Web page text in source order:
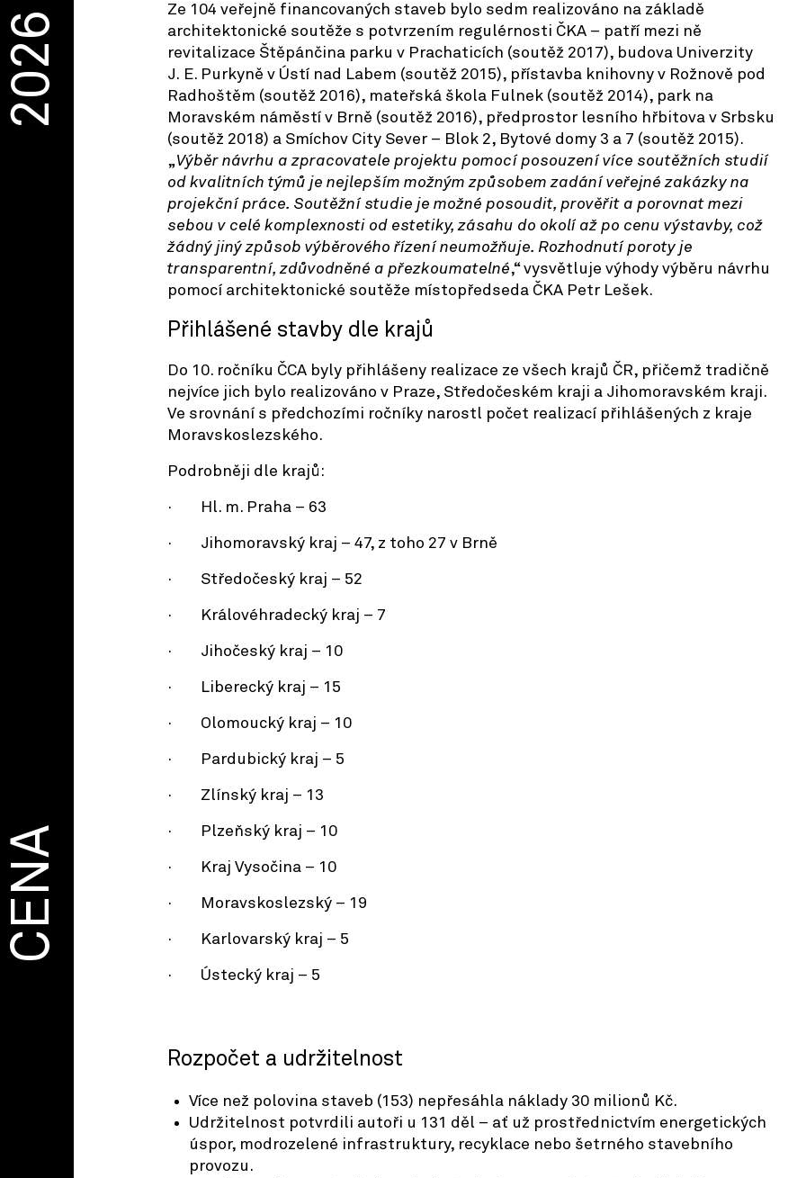
Ze 104 veřejně financovaných staveb bylo sedm realizováno na základě
architektonické soutěže s potvrzením regulérnosti ČKA – patří mezi ně
revitalizace Štěpánčina parku v Prachaticích (soutěž 2017), budova Univerzity
J. E. Purkyně v Ústí nad Labem (soutěž 2015), přístavba knihovny v Rožnově pod
Radhoštěm (soutěž 2016), mateřská škola Fulnek (soutěž 2014), park na
Moravském náměstí v Brně (soutěž 2016), předprostor lesního hřbitova v Srbsku
(soutěž 2018) a Smíchov City Sever – Blok 2, Bytové domy 3 a 7 (soutěž 2015).
„Výběr návrhu a zpracovatele projektu pomocí posouzení více soutěžních studií
od kvalitních týmů je nejlepším možným způsobem zadání veřejné zakázky na
projekční práce. Soutěžní studie je možné posoudit, prověřit a porovnat mezi
sebou v celé komplexnosti od estetiky, zásahu do okolí až po cenu výstavby, což
žádný jiný způsob výběrového řízení neumožňuje. Rozhodnutí poroty je
transparentní, zdůvodněné a přezkoumatelné,“ vysvětluje výhody výběru návrhu
pomocí architektonické soutěže místopředseda ČKA Petr Lešek.
Přihlášené stavby dle krajů
Do 10. ročníku ČCA byly přihlášeny realizace ze všech krajů ČR, přičemž tradičně
nejvíce jich bylo realizováno v Praze, Středočeském kraji a Jihomoravském kraji.
Ve srovnání s předchozími ročníky narostl počet realizací přihlášených z kraje
Moravskoslezského.
Podrobněji dle krajů:
· Hl. m. Praha – 63
· Jihomoravský kraj – 47, z toho 27 v Brně
· Středočeský kraj – 52
· Královéhradecký kraj – 7
· Jihočeský kraj – 10
· Liberecký kraj – 15
· Olomoucký kraj – 10
· Pardubický kraj – 5
· Zlínský kraj – 13
· Plzeňský kraj – 10
· Kraj Vysočina – 10
· Moravskoslezský – 19
· Karlovarský kraj – 5
· Ústecký kraj – 5
Rozpočet a udržitelnost
Více než polovina staveb (153) nepřesáhla náklady 30 milionů Kč.
Udržitelnost potvrdili autoři u 131 děl – ať už prostřednictvím energetických
úspor, modrozelené infrastruktury, recyklace nebo šetrného stavebního
provozu.
CENA
2026